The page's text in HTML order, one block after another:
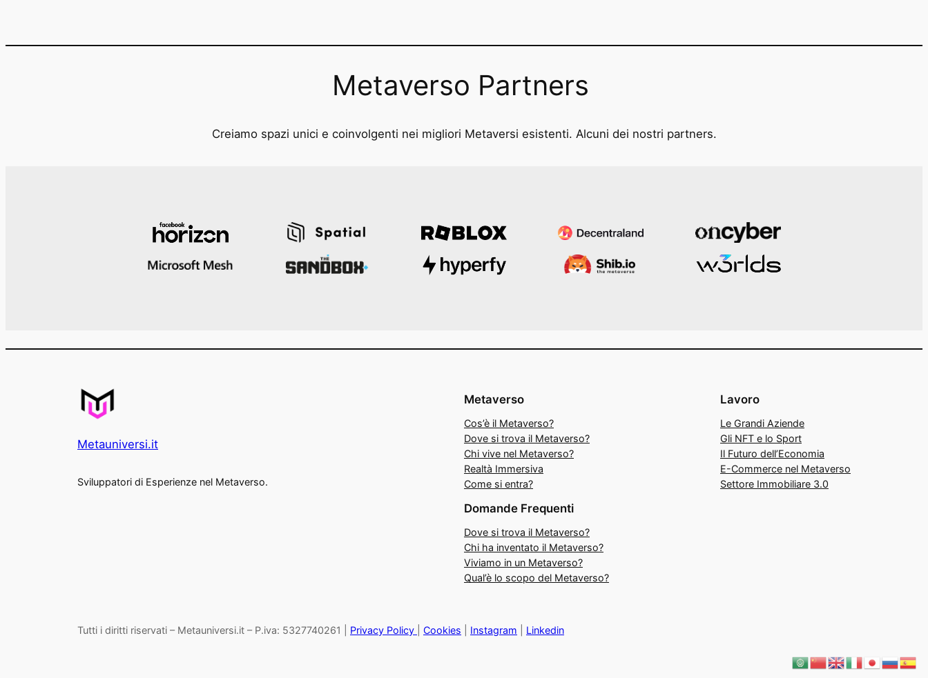
Metaverso Partners
Creiamo spazi unici e coinvolgenti nei migliori Metaversi esistenti. Alcuni dei nostri partners.
Metauniversi.it
Sviluppatori di Esperienze nel Metaverso.
Metaverso
Cos’è il Metaverso?
Dove si trova il Metaverso?
Chi vive nel Metaverso?
Realtà Immersiva
Come si entra?
Lavoro
Le Grandi Aziende
Gli NFT e lo Sport
Il Futuro dell’Economia
E-Commerce nel Metaverso
Settore Immobiliare 3.0
Domande Frequenti
Dove si trova il Metaverso?
Chi ha inventato il Metaverso?
Viviamo in un Metaverso?
Qual’è lo scopo del Metaverso?
Tutti i diritti riservati – Metauniversi.it – P.iva: 5327740261 | Privacy Policy Cookies Instagram Linkedin